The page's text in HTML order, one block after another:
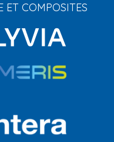
ET COMPOSITES